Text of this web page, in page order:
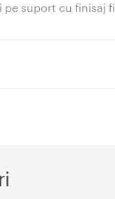
suport cu finisaj